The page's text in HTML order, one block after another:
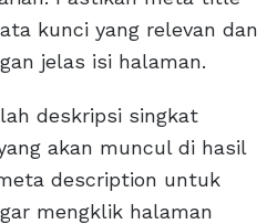
kunci yang relevan dan
jelas isi halaman.
deskripsi singkat
akan muncul di hasil
description untuk
mengklik halaman